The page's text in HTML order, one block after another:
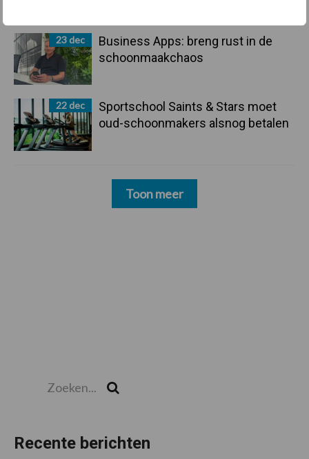
23 dec
Business Apps: breng rust in de
schoonmaakchaos
22 dec
Sportschool Saints & Stars moet
oud-schoonmakers alsnog betalen
Toon meer
Recente berichten